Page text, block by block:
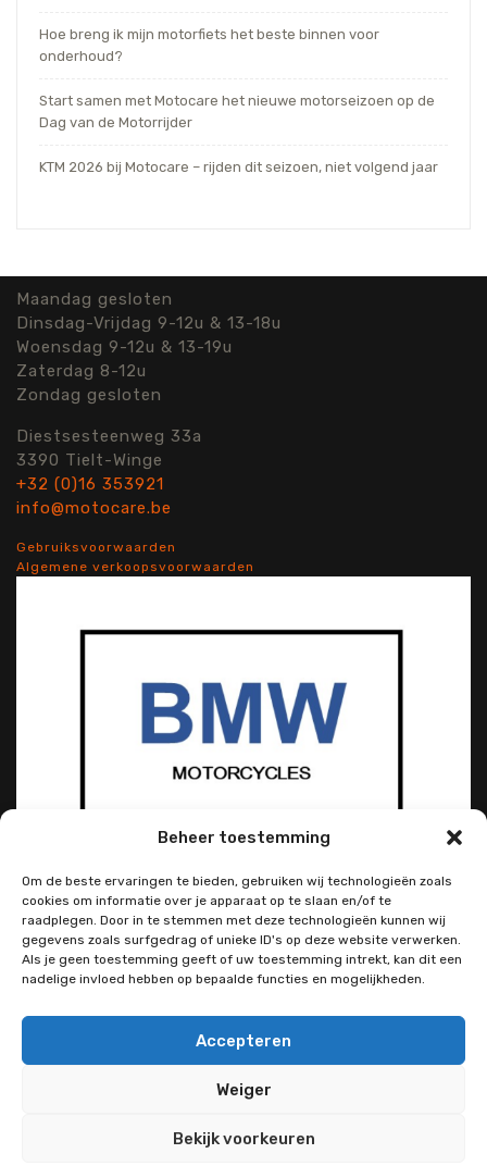
Beheer toestemming
Om de beste ervaringen te bieden, gebruiken wij technologieën zoals
cookies om informatie over je apparaat op te slaan en/of te
raadplegen. Door in te stemmen met deze technologieën kunnen wij
gegevens zoals surfgedrag of unieke ID's op deze website verwerken.
Als je geen toestemming geeft of uw toestemming intrekt, kan dit een
nadelige invloed hebben op bepaalde functies en mogelijkheden.
Accepteren
Weiger
Bekijk voorkeuren
Hoe breng ik mijn motorfiets het beste binnen voor
onderhoud?
Start samen met Motocare het nieuwe motorseizoen op de
Dag van de Motorrijder
KTM 2026 bij Motocare – rijden dit seizoen, niet volgend jaar
Maandag gesloten
Dinsdag-Vrijdag 9-12u & 13-18u
Woensdag 9-12u & 13-19u
Zaterdag 8-12u
Zondag gesloten
Diestsesteenweg 33a
3390 Tielt-Winge
+32 (0)16 353921
info@motocare.be
Gebruiksvoorwaarden
Algemene verkoopsvoorwaarden